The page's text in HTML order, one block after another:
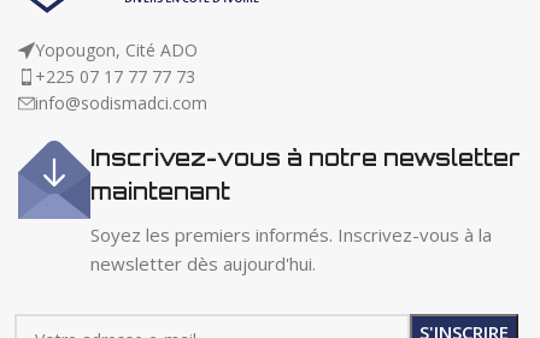
Yopougon, Cité ADO
+225 07 17 77 77 73
info@sodismadci.com
Inscrivez-vous à notre newsletter
maintenant
Soyez les premiers informés. Inscrivez-vous à la
newsletter dès aujourd'hui.